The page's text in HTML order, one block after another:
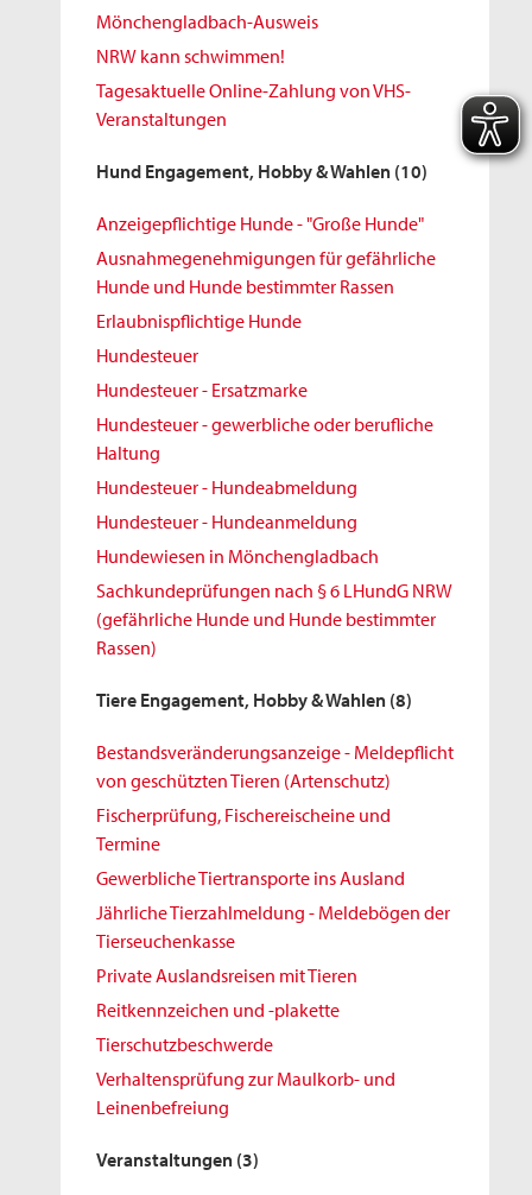
Mönchengladbach-Ausweis
NRW kann schwimmen!
Tagesaktuelle Online-Zahlung von VHS-
Veranstaltungen
Hund Engagement, Hobby & Wahlen (10)
Anzeigepflichtige Hunde - "Große Hunde"
Ausnahmegenehmigungen für gefährliche
Hunde und Hunde bestimmter Rassen
Erlaubnispflichtige Hunde
Hundesteuer
Hundesteuer - Ersatzmarke
Hundesteuer - gewerbliche oder berufliche
Haltung
Hundesteuer - Hundeabmeldung
Hundesteuer - Hundeanmeldung
Hundewiesen in Mönchengladbach
Sachkundeprüfungen nach § 6 LHundG NRW
(gefährliche Hunde und Hunde bestimmter
Rassen)
Tiere Engagement, Hobby & Wahlen (8)
Bestandsveränderungsanzeige - Meldepflicht
von geschützten Tieren (Artenschutz)
Fischerprüfung, Fischereischeine und
Termine
Gewerbliche Tiertransporte ins Ausland
Jährliche Tierzahlmeldung - Meldebögen der
Tierseuchenkasse
Private Auslandsreisen mit Tieren
Reitkennzeichen und -plakette
Tierschutzbeschwerde
Verhaltensprüfung zur Maulkorb- und
Leinenbefreiung
Veranstaltungen (3)